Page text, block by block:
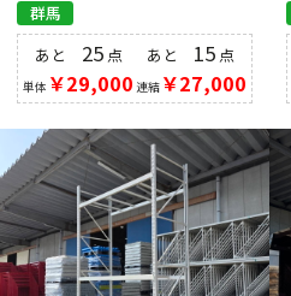
群馬
あと 25点
単体 ￥29,000
あと 15 点
連結￥27,000